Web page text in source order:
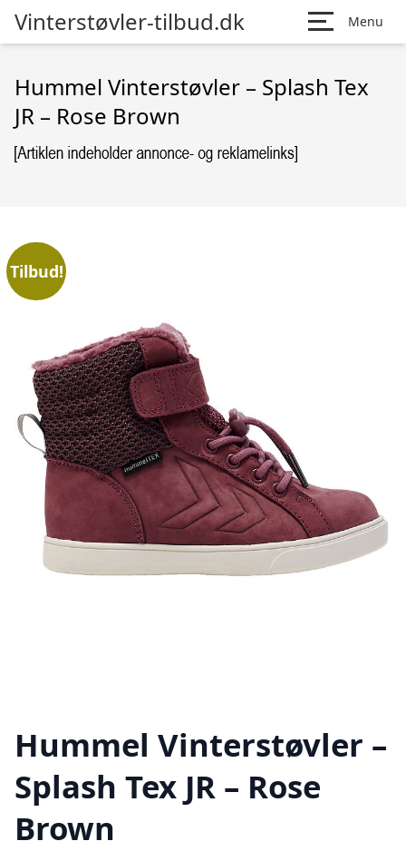
Vinterstøvler-tilbud.dk Menu
Hummel Vinterstøvler – Splash Tex
JR – Rose Brown
Tilbud!
Hummel Vinterstøvler –
Splash Tex JR – Rose
Brown